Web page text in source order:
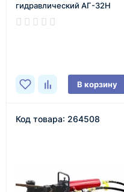
гидравлический АГ-32Н
В корзину
Код товара: 264508